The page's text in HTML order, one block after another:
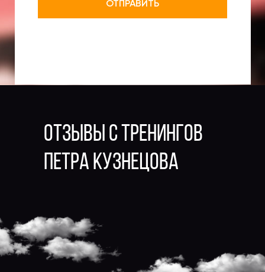
ОТПРАВИТЬ
отзывы с тренингов
Петра Кузнецова